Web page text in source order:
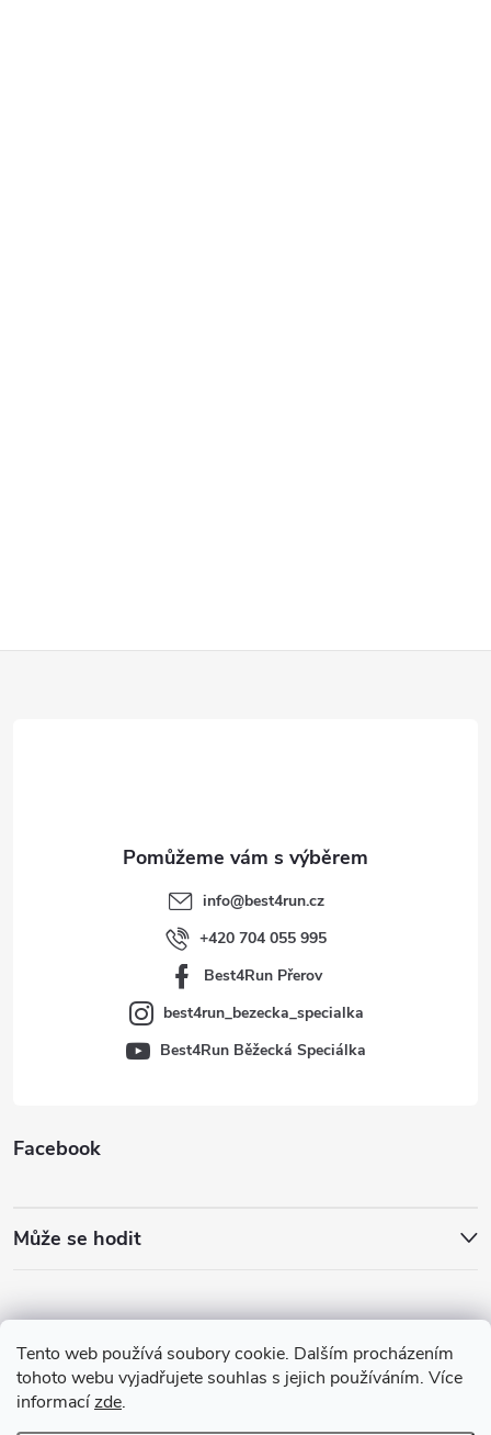
Tento web používá soubory cookie. Dalším procházením
tohoto webu vyjadřujete souhlas s jejich používáním. Více
informacízde.
Facebook
Může se hodit
info@best4run.cz
+420 704 055 995
Best4Run Přerov
best4run_bezecka_specialka
Best4Run Běžecká Speciálka